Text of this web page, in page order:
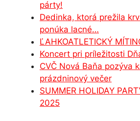
o
o
k
n
g
er
p
p
n
párty!
Dedinka, ktorá prežila
ponúka lacné…
ĽAHKOATLETICKÝ
Koncert pri príležitosti
CVČ Nová Baňa pozýva
prázdninový večer
SUMMER HOLIDAY
2025